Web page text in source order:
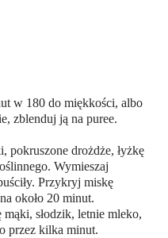
w 180 do miękkości, albo
zblenduj ją na puree.
pokruszone drożdże, łyżkę
Wymieszaj
Przykryj miskę
około 20 minut.
słodzik, letnie mleko,
przez kilka minut.